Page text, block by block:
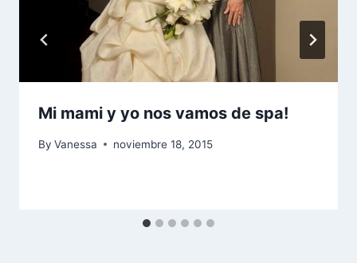
Mi mami y yo nos vamos de spa!
By Vanessa noviembre 18, 2015